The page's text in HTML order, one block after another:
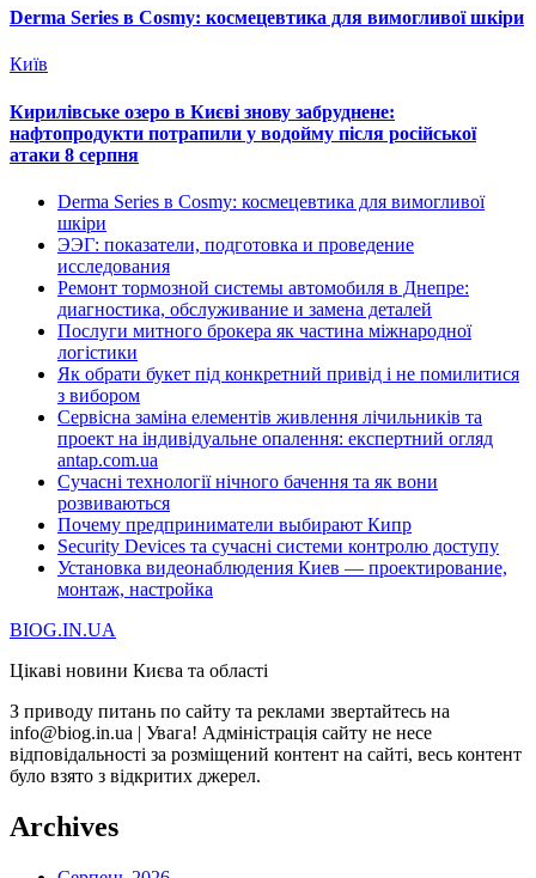
Derma Series в Cosmy: космецевтика для вимогливої шкіри
Київ
Кирилівське озеро в Києві знову забруднене:
нафтопродукти потрапили у водойму після російської
атаки 8 серпня
Derma Series в Cosmy: космецевтика для вимогливої
шкіри
ЭЭГ: показатели, подготовка и проведение
исследования
Ремонт тормозной системы автомобиля в Днепре:
диагностика, обслуживание и замена деталей
Послуги митного брокера як частина міжнародної
логістики
Як обрати букет під конкретний привід і не помилитися
з вибором
Сервісна заміна елементів живлення лічильників та
проект на індивідуальне опалення: експертний огляд
antap.com.ua
Сучасні технології нічного бачення та як вони
розвиваються
Почему предприниматели выбирают Кипр
Security Devices та сучасні системи контролю доступу
Установка видеонаблюдения Киев — проектирование,
монтаж, настройка
BIOG.IN.UA
Цікаві новини Києва та області
З приводу питань по сайту та реклами звертайтесь на
info@biog.in.ua | Увага! Адміністрація сайту не несе
відповідальності за розміщений контент на сайті, весь контент
було взято з відкритих джерел.
Archives